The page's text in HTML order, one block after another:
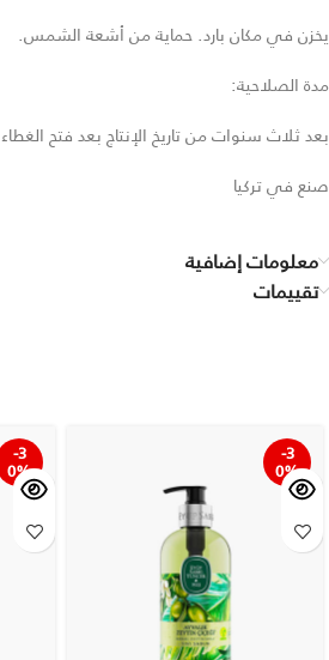
يخزن في مكان بارد. حماية من أشعة الشمس.
مدة الصلاحية:
بعد ثلاث سنوات من تاريخ الإنتاج بعد فتح الغطاء 12 شهرًا.
صنع في تركيا
معلومات إضافية
تقييمات
-3
0%
-3
0%